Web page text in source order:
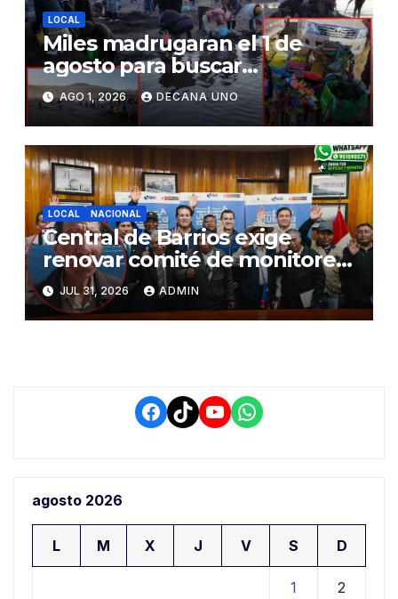
LOCAL
Miles madrugaran el 1 de
agosto para buscar
piedrecillas en los ríos y
realizar la challa por la
riqueza y la prosperidad
AGO 1, 2026 DECANA UNO
LOCAL NACIONAL
Central de Barrios exige
renovar comité de monitoreo
del PIAA por presuntos
conflictos de interés y
retrasos
JUL 31, 2026 ADMIN
Facebook
TikTokYouTube
WhatsApp
agosto 2026
L M X J V S D
1 2